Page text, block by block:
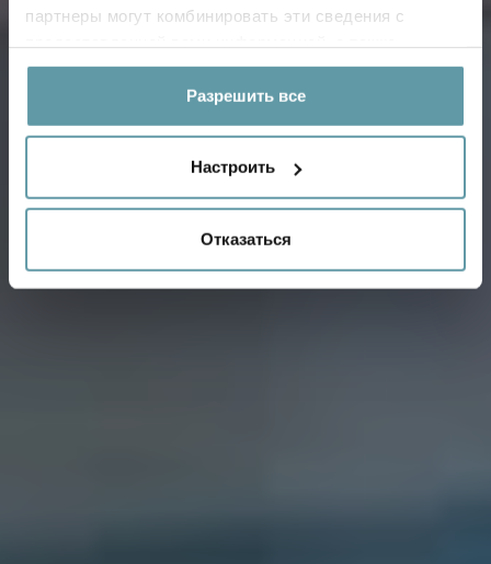
партнеры могут комбинировать эти сведения с
данными, которые они получили при использовании
Разрешить все
Настроить
Отказаться